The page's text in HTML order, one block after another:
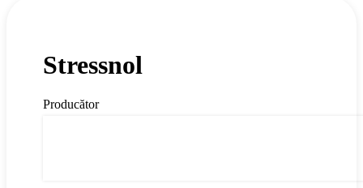
Stressnol
Producător